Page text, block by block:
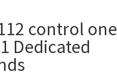
control one
Dedicated